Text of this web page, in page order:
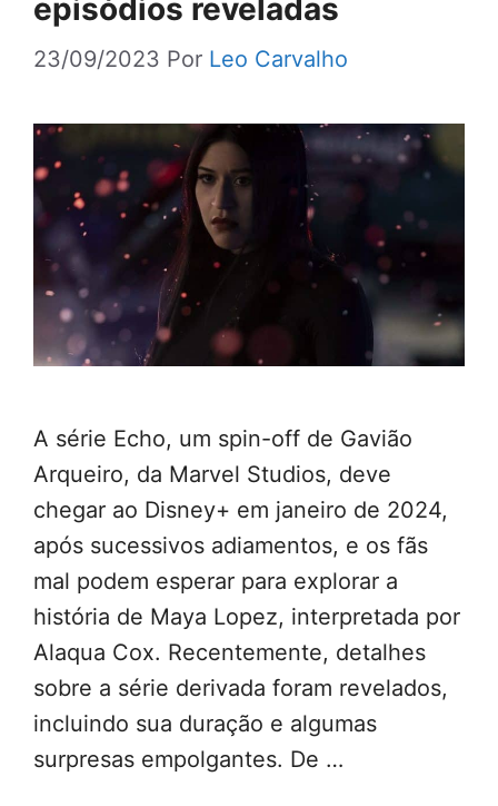
episódios reveladas
23/09/2023 Por Leo Carvalho
A série Echo, um spin-off de Gavião
Arqueiro, da Marvel Studios, deve
chegar ao Disney+ em janeiro de 2024,
após sucessivos adiamentos, e os fãs
mal podem esperar para explorar a
história de Maya Lopez, interpretada por
Alaqua Cox. Recentemente, detalhes
sobre a série derivada foram revelados,
incluindo sua duração e algumas
surpresas empolgantes. De …